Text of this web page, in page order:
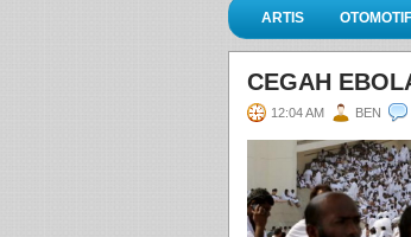
ARTIS OTOMOTIF
CEGAH
12:04 AM BEN